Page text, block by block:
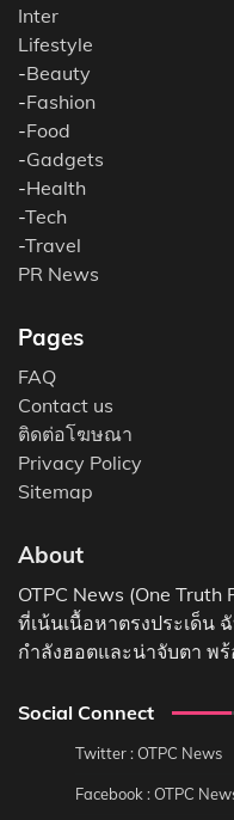
Inter
Lifestyle
-Beauty
-Fashion
-Food
-Gadgets
-Health
-Tech
-Travel
PR News
Pages
FAQ
Contact us
ติดต่อโฆษณา
Privacy Policy
Sitemap
About
OTPC News (One Truth
ที่เน้นเนื้อหาตรงประเด็น
กำลังฮอตและน่าจับตา พ
Social Connect
Twitter : OTPC News
Facebook : OTPC